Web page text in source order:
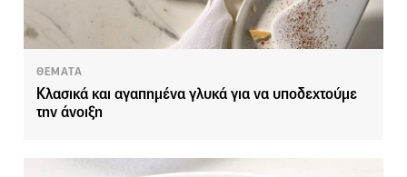
ΘΕΜΑΤΑ
Κλασικά και αγαπημένα γλυκά για να υποδεχτούμε
την άνοιξη